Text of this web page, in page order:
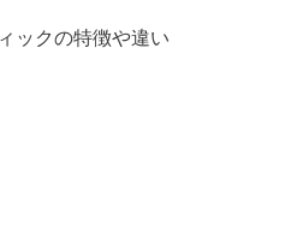
ックの特徴や違い